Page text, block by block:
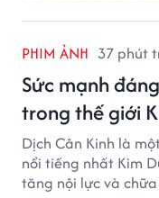
PHIM ẢNH 37 phút
Sức mạnh
trong thế giới
Dịch Cân Kinh là
nổi tiếng nhất Kim
tăng nội lực và